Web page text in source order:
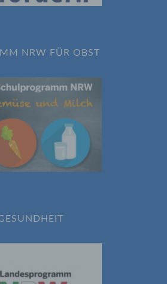
NRW FÜR OBST
vorgesehen werden.
ist eine natürliche oder
Behörde, Einrichtung
die personenbezogene
des Verantwortlichen
unabhängig davon, ob
um einen Dritten handelt oder
nach
oder dem Recht der